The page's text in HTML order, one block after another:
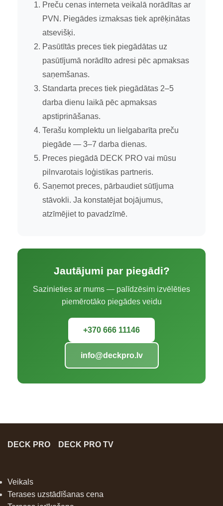
Preču cenas interneta veikalā norādītas ar
PVN. Piegādes izmaksas tiek aprēķinātas
atsevišķi.
Pasūtītās preces tiek piegādātas uz
pasūtījumā norādīto adresi pēc apmaksas
saņemšanas.
Standarta preces tiek piegādātas 2–5
darba dienu laikā pēc apmaksas
apstiprināšanas.
Terašu komplektu un lielgabarīta preču
piegāde — 3–7 darba dienas.
Preces piegādā DECK PRO vai mūsu
pilnvarotais loģistikas partneris.
Saņemot preces, pārbaudiet sūtījuma
stāvokli. Ja konstatējat bojājumus,
atzīmējiet to pavadzīmē.
Jautājumi par piegādi?
Sazinieties ar mums — palīdzēsim izvēlēties
piemērotāko piegādes veidu
+370 666 11146
info@deckpro.lv
DECK PRO DECK PRO TV
Veikals
Terases uzstādīšanas cena